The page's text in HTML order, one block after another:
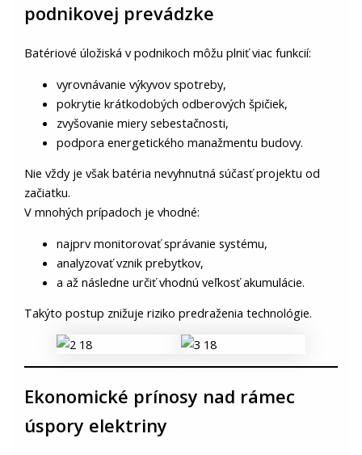
podnikovej prevádzke
Batériové úložiská v podnikoch môžu plniť viac funkcií:
vyrovnávanie výkyvov spotreby,
pokrytie krátkodobých odberových špičiek,
zvyšovanie miery sebestačnosti,
podpora energetického manažmentu budovy.
Nie vždy je však batéria nevyhnutná súčasť projektu od
začiatku.
V mnohých prípadoch je vhodné:
najprv monitorovať správanie systému,
analyzovať vznik prebytkov,
a až následne určiť vhodnú veľkosť akumulácie.
Takýto postup znižuje riziko predraženia technológie.
Ekonomické prínosy nad rámec
úspory elektriny